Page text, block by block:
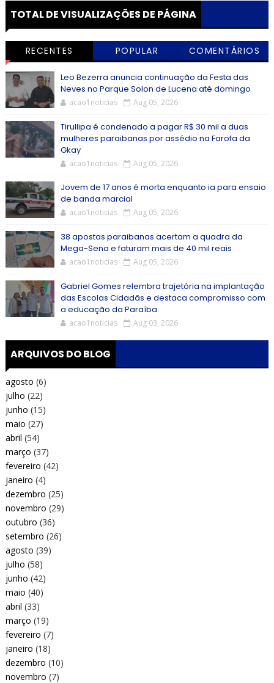
TOTAL DE VISUALIZAÇÕES DE PÁGINA
RECENTES POPULAR COMENTÁRIOS
Leo Bezerra anuncia continuação da Festa das
Neves no Parque Solon de Lucena até domingo
acao1noticias Aug 05, 2026
Tirullipa é condenado a pagar R$ 30 mil a duas
mulheres paraibanas por assédio na Farofa da
Gkay
acao1noticias Aug 05, 2026
Jovem de 17 anos é morta enquanto ia para ensaio
de banda marcial
acao1noticias Aug 05, 2026
38 apostas paraibanas acertam a quadra da
Mega-Sena e faturam mais de 40 mil reais
acao1noticias Aug 05, 2026
Gabriel Gomes relembra trajetória na implantação
das Escolas Cidadãs e destaca compromisso com
a educação da Paraíba.
acao1noticias Aug 03, 2026
ARQUIVOS DO BLOG
agosto (6)
julho (22)
junho (15)
maio (27)
abril (54)
março (37)
fevereiro (42)
janeiro (4)
dezembro (25)
novembro (29)
outubro (36)
setembro (26)
agosto (39)
julho (58)
junho (42)
maio (40)
abril (33)
março (19)
fevereiro (7)
janeiro (18)
dezembro (10)
novembro (7)